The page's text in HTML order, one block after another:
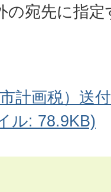
の宛先に指
計画税）送
ル: 78.9KB)